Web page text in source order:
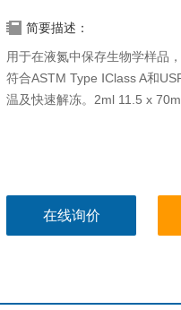
简要描述：
用于在液氮中保存生物学样品
符合ASTM Type ⅠClass A和
温及快速解冻。2ml 11.5 x
在线询价